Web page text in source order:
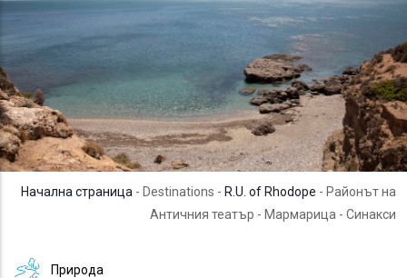
Начална страница - Destinations - R.U. of Rhodope - Районът на
Античния театър - Мармарица - Синакси
Природа